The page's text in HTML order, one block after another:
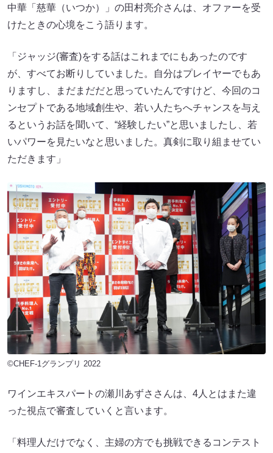
中華「慈華（いつか）」の田村亮介さんは、オファーを受
けたときの心境をこう語ります。
「ジャッジ(審査)をする話はこれまでにもあったのです
が、すべてお断りしていました。自分はプレイヤーでもあ
りますし、まだまだだと思っていたんですけど、今回のコ
ンセプトである地域創生や、若い人たちへチャンスを与え
るというお話を聞いて、“経験したい”と思いましたし、若
いパワーを見たいなと思いました。真剣に取り組ませてい
ただきます」
©CHEF-1グランプリ 2022
ワインエキスパートの瀬川あずささんは、4人とはまた違
った視点で審査していくと言います。
「料理人だけでなく、主婦の方でも挑戦できるコンテスト